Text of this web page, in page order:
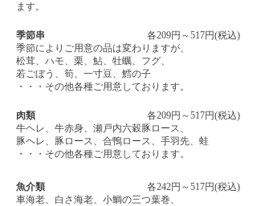
ます。
季節串
季節によりご用意の品は変わりますが、
松茸、ハモ、栗、鮎、牡蠣、フグ、
若ごぼう、 筍、一寸豆、鱈の子
・・・その他各種ご用意しております。
各209円～517円(税込)
肉類
牛ヘレ、牛赤身、瀬戸内六穀豚ロース、
豚ヘレ、豚ロース、合鴨ロース、手羽先、蛙
・・・その他各種ご用意しております。
各209円～517円(税込)
魚介類
車海老、白さ海老、小鯛の三つ葉巻、
各242円～517円(税込)